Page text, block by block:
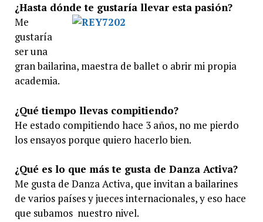
¿Hasta dónde te gustaría llevar esta pasión?
Me
gustaría
ser una
gran bailarina, maestra de ballet o abrir mi propia
academia.
¿Qué tiempo llevas compitiendo?
He estado compitiendo hace 3 años, no me pierdo
los ensayos porque quiero hacerlo bien.
¿Qué es lo que más te gusta de Danza Activa?
Me gusta de Danza Activa, que invitan a bailarines
de varios países y jueces internacionales, y eso hace
que subamos nuestro nivel.